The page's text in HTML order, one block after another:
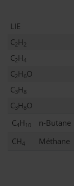
LIE
C2 H2
C2H4
C2 H6O
C3H8
C3H8O
C4H10
n-Butane
CH4 Méthane